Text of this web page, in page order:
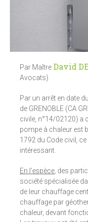
Par Maître David
Avocats)
Par un arrêt en date
de GRENOBLE (CA
civile, n°14/02120) a
pompe à chaleur est
1792 du Code civil,
intéressant.
En l’espèce , des
société spécialisée
de leur chauffage
chauffage par
chaleur, devant